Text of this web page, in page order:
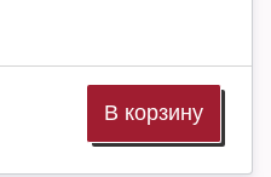
В корзину